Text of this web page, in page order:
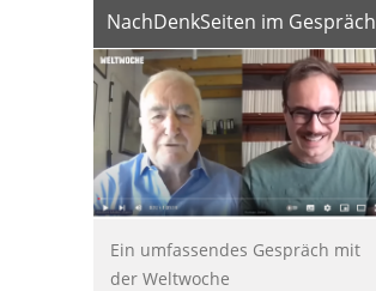
NachDenkSeiten im Gespräch
Ein umfassendes Gespräch mit
der Weltwoche